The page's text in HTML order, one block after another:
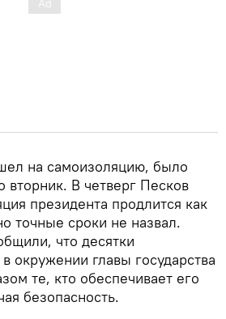
на самоизоляцию, было
вторник. В четверг Песков
президента продлится как
точные сроки не назвал.
что десятки
окружении главы государства
те, кто обеспечивает его
безопасность.